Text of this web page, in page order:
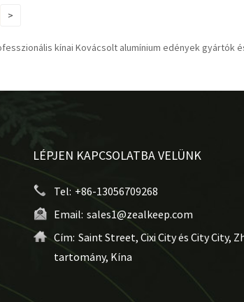
>
kínai Kovácsolt alumínium edények gyártók
LÉPJEN KAPCSOLATBA VELÜNK
Tel: +86-13056709268
Email: sales1@zealkeep.com
Cím: Saint Street, Cixi City és City City,
tartomány, Kína